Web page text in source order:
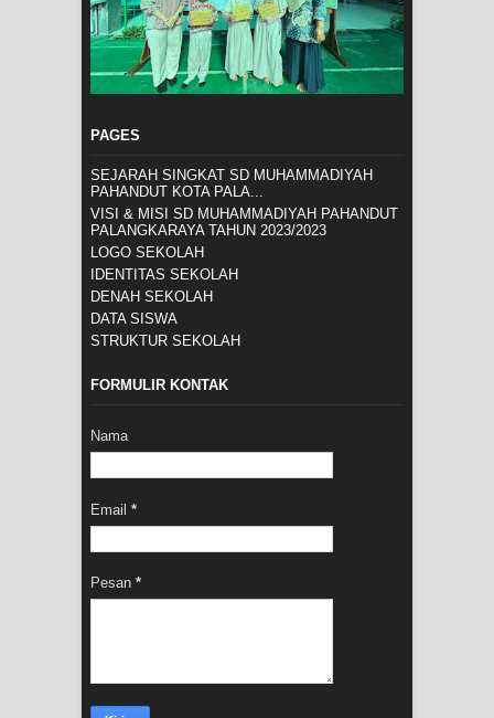
PAGES
SEJARAH SINGKAT SD MUHAMMADIYAH
PAHANDUT KOTA PALA...
VISI & MISI SD MUHAMMADIYAH PAHANDUT
PALANGKARAYA TAHUN 2023/2023
LOGO SEKOLAH
IDENTITAS SEKOLAH
DENAH SEKOLAH
DATA SISWA
STRUKTUR SEKOLAH
FORMULIR KONTAK
Nama
Email *
Pesan *